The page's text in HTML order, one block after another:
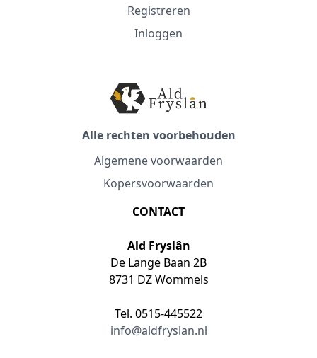
Registreren
Inloggen
Alle rechten voorbehouden
Algemene voorwaarden
Kopersvoorwaarden
CONTACT
Ald Fryslân
De Lange Baan 2B
8731 DZ Wommels
Tel. 0515-445522
info@aldfryslan.nl